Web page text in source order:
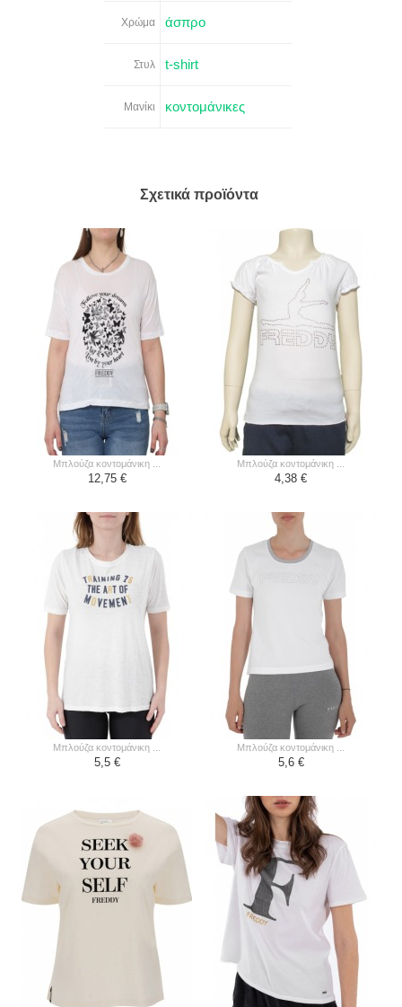
Χρώμα άσπρο
Στυλ t-shirt
Μανίκι κοντομάνικες
Σχετικά προϊόντα
μπλούζα κοντομάνικη ...
12,75 €
μπλούζα κοντομάνικη ...
4,38 €
μπλούζα κοντομάνικη ...
5,5 €
μπλούζα κοντομάνικη ...
5,6 €